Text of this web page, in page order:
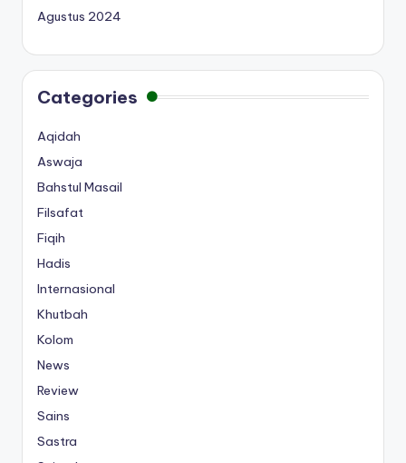
Agustus 2024
Categories
Aqidah
Aswaja
Bahstul Masail
Filsafat
Fiqih
Hadis
Internasional
Khutbah
Kolom
News
Review
Sains
Sastra